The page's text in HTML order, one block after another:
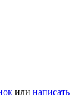
или написать